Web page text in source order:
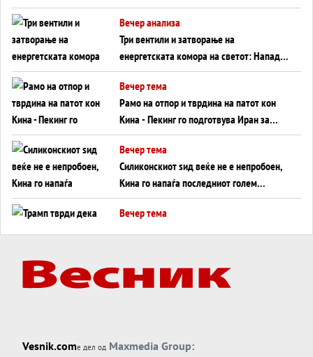
WILDBERRIES
Вечер анализа
Три вентили и затворање на
енергетската комора на светот: Нападот
во Суец најавува глобален енергетски
инфаркт?
Вечер тема
Рамо на отпор и тврдина на патот кон
Кина - Пекинг го подготвува Иран за
американска копнена инвазија
Вечер тема
Силиконскиот ѕид веќе не е непробоен,
Кина го напаѓа последниот голем
монопол на Западот?
Вечер тема
Вечер тема
ДЛАБОКО УДОЛУ: Сметководствените
Вечер тема
Vesnik.comе дел од Maxmedia Group: